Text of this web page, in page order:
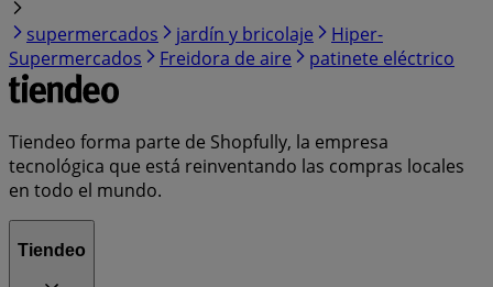
supermercados
jardín y bricolaje
Hiper-
Supermercados
Freidora de aire patinete eléctrico
Tiendeo forma parte de Shopfully, la empresa
tecnológica que está reinventando las compras locales
en todo el mundo.
Tiendeo